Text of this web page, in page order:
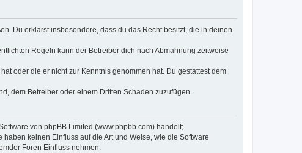
Du erklärst insbesondere, dass du das Recht besitzt, die in deinen
Regeln kann der Betreiber dich nach Abmahnung zeitweise
oder die er nicht zur Kenntnis genommen hat. Du gestattest dem
dem Betreiber oder einem Dritten Schaden zuzufügen.
von phpBB Limited (www.phpbb.com) handelt;
keinen Einfluss auf die Art und Weise, wie die Software
Foren Einfluss nehmen.